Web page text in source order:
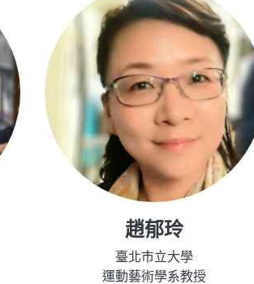
趙郁玲
臺北市立大學
運動藝術學系教授